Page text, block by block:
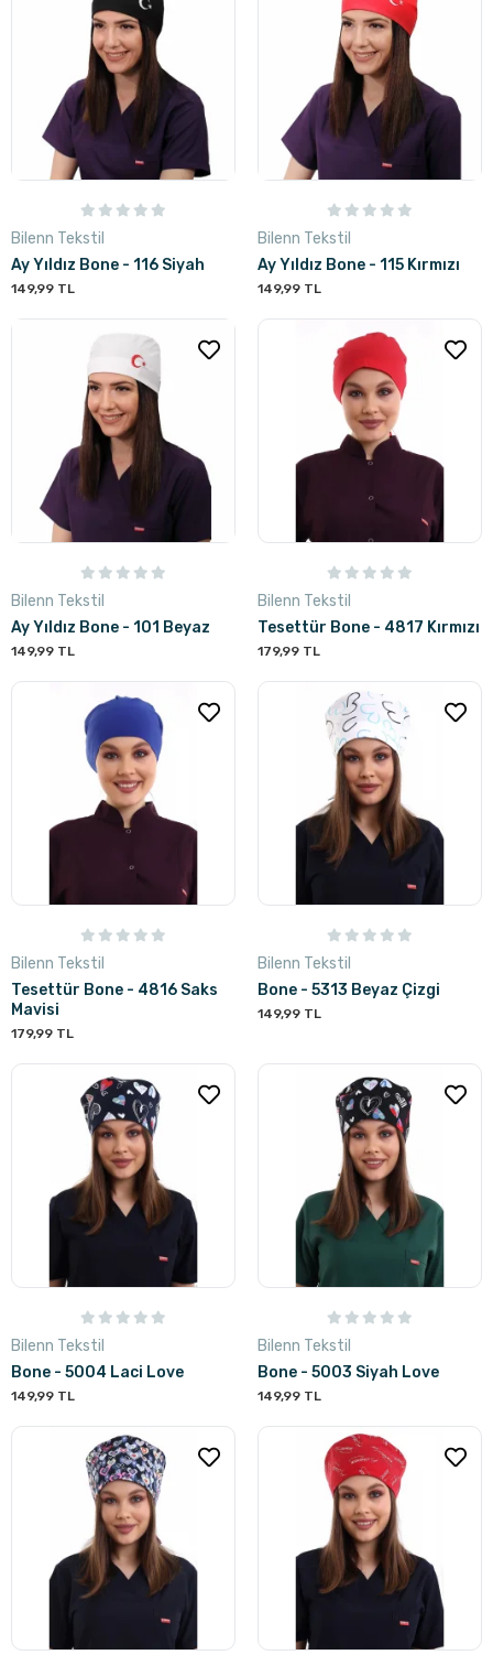
Bilenn Tekstil
Ay Yıldız Bone - 116 Siyah
149,99 TL
Bilenn Tekstil
Ay Yıldız Bone - 115 Kırmızı
149,99 TL
Bilenn Tekstil
Ay Yıldız Bone - 101 Beyaz
149,99 TL
Bilenn Tekstil
Tesettür Bone - 4817 Kırmızı
179,99 TL
Bilenn Tekstil
Tesettür Bone - 4816 Saks
Mavisi
179,99 TL
Bilenn Tekstil
Bone - 5313 Beyaz Çizgi
149,99 TL
Bilenn Tekstil
Bone - 5004 Laci Love
149,99 TL
Bilenn Tekstil
Bone - 5003 Siyah Love
149,99 TL